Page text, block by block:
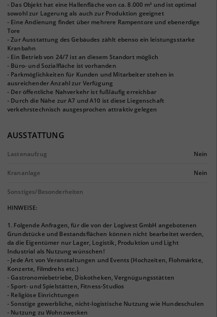
- Das Objekt hat eine Hallenfläche von ca. 8.000 m² und ist optimal
sowohl zur Lagerung als auch zur Produktion geeignet
- Eine Andienung findet über mehrere Rampentore und ebenerdige
Tore
- Zur Ausstattung des Gebäudes zählt ebenso ein leistungsstarke
Kranbahn
- Ein Betrieb von 24/7 ist an diesem Standort möglich
- Büro- und Sozialfläche ist vorhanden
- Parkmöglichkeiten für Kunden und Mitarbeiter stehen in
ausreichender Anzahl zur Verfügung
- Der öffentliche Nahverkehr ist fußläufig erreichbar
- Durch die Nähe zur A7 und A10 ist diese Liegenschaft
verkehrstechnisch ausgesprochen attraktiv gelegen
AUSSTATTUNG
Lastenaufzug Nein
Krananlage Nein
Sonstiges/Besonderheiten
HINWEISE:
1. Folgende Anfragen, für die von der Logivest GmbH angebotenen
Grundstücke und Bestandsflächen können nicht bearbeitet werden,
da die Eigentümer nur Lager, Logistik, Produktion und Light
Industrial als Nutzung wünschen!
- Jede Art von Veranstaltungen und Events (Hochzeiten, Flohmärkte,
Konzerte, Filmdrehs etc.)
- Gastronomiebetriebe, Diskotheken, Vergnügungsstätten
- Sport- und Spielstätten, Fitness-Studios
- Religiöse Einrichtungen
- Sonstige gewerbliche, nicht-logistische Nutzung wie Hundeschulen
- Nutzung zu Wohnzwecken